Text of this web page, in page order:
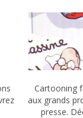
Cartooning
aux grands
presse.